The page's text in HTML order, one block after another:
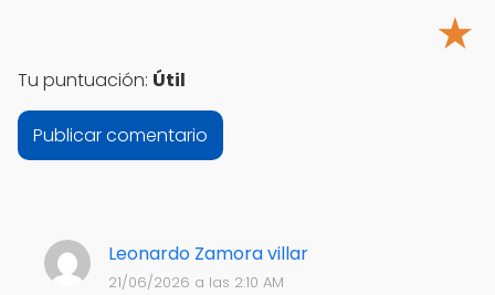
Leonardo Zamora villar
21/06/2026 a las 2:10 AM
★
Tu puntuación: Útil